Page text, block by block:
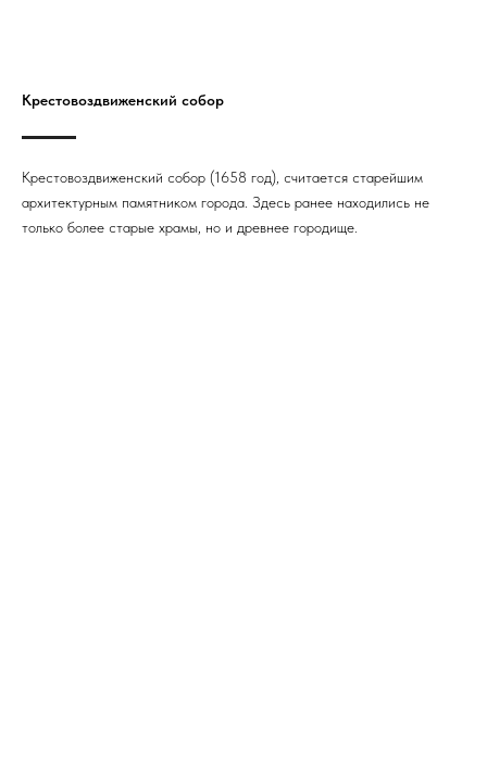
Крестовоздвиженский собор
Крестовоздвиженский собор (1658 год), считается старейшим
архитектурным памятником города. Здесь ранее находились не
только более старые храмы, но и древнее городище.